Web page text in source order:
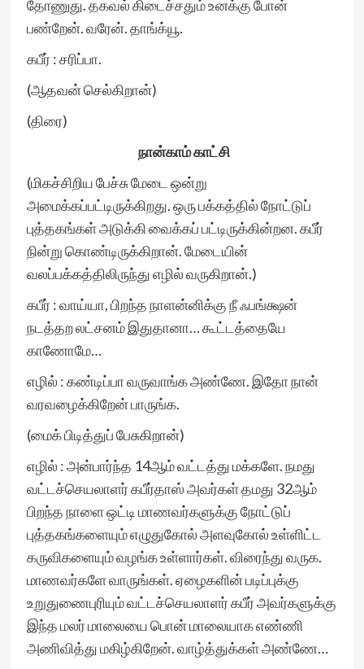
தோணுது. தகவல் கிடைச்சதும் உனக்கு போன்
பண்றேன். வரேன். தாங்க்யூ.
கபீர் : சரிப்பா.
(ஆதவன் செல்கிறான்)
(திரை)
நான்காம் காட்சி
(மிகச்சிறிய பேச்சு மேடை ஒன்று
அமைக்கப்பட்டிருக்கிறது. ஒரு பக்கத்தில் நோட்டுப்
புத்தகங்கள் அடுக்கி வைக்கப் பட்டிருக்கின்றன. கபீர்
நின்று கொண்டிருக்கிறான். மேடையின்
வலப்பக்கத்திலிருந்து எழில் வருகிறான்.)
கபீர் : வாய்யா, பிறந்த நாளன்னிக்கு நீ ஃபங்க்ஷன்
நடத்தற லட்சனம் இதுதானா… கூட்டத்தையே
காணோமே…
எழில் : கண்டிப்பா வருவாங்க அண்ணே. இதோ நான்
வரவழைக்கிறேன் பாருங்க.
(மைக் பிடித்துப் பேசுகிறான்)
எழில் : அன்பார்ந்த 14ஆம் வட்டத்து மக்களே. நமது
வட்டச்செயலாளர் கபீர்தாஸ் அவர்கள் தமது 32ஆம்
பிறந்த நாளை ஒட்டி மாணவர்களுக்கு நோட்டுப்
புத்தகங்களையும் எழுதுகோல் அளவுகோல் உள்ளிட்ட
கருவிகளையும் வழங்க உள்ளார்கள். விரைந்து வருக.
மாணவர்களே வாருங்கள். ஏழைகளின் படிப்புக்கு
உறுதுணைபுரியும் வட்டச்செயலாளர் கபீர் அவர்களுக்கு
இந்த மலர் மாலையை பொன் மாலையாக எண்ணி
அணிவித்து மகிழ்கிறேன். வாழ்த்துக்கள் அண்ணே…